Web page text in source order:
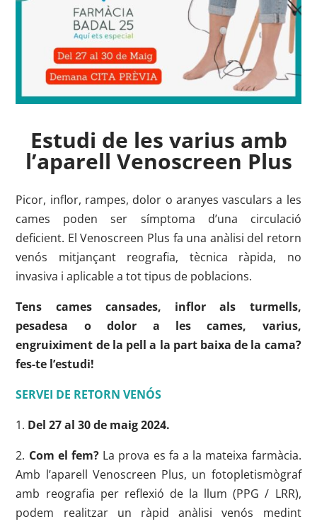
Estudi de les varius amb
l’aparell Venoscreen Plus
Picor, inflor, rampes, dolor o aranyes vasculars a les
cames poden ser símptoma d’una circulació
deficient. El Venoscreen Plus fa una anàlisi del retorn
venós mitjançant reografia, tècnica ràpida, no
invasiva i aplicable a tot tipus de poblacions.
Tens cames cansades, inflor als turmells,
pesadesa o dolor a les cames, varius,
engruiximent de la pell a la part baixa de la cama?
fes-te l’estudi!
SERVEI DE RETORN VENÓS
1. Del 27 al 30 de maig 2024.
2. Com el fem? La prova es fa a la mateixa farmàcia.
Amb l’aparell Venoscreen Plus, un fotopletismògraf
amb reografia per reflexió de la llum (PPG / LRR),
podem realitzar un ràpid anàlisi venós medint